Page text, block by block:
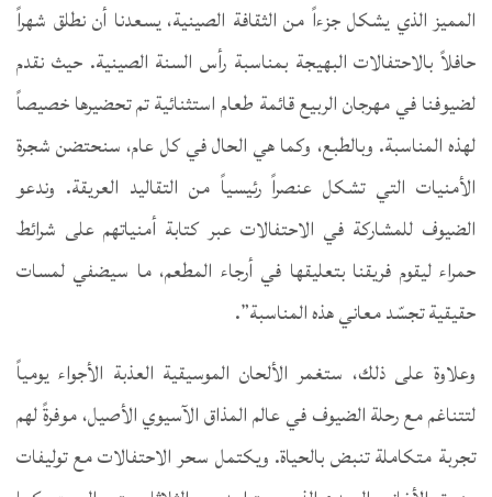
المميز الذي يشكل جزءاً من الثقافة الصينية، يسعدنا أن نطلق شهراً
حافلاً بالاحتفالات البهيجة بمناسبة رأس السنة الصينية. حيث نقدم
لضيوفنا في مهرجان الربيع قائمة طعام استثنائية تم تحضيرها خصيصاً
لهذه المناسبة. وبالطبع، وكما هي الحال في كل عام، سنحتضن شجرة
الأمنيات التي تشكل عنصراً رئيسياً من التقاليد العريقة. وندعو
الضيوف للمشاركة في الاحتفالات عبر كتابة أمنياتهم على شرائط
حمراء ليقوم فريقنا بتعليقها في أرجاء المطعم، ما سيضفي لمسات
حقيقية تجسّد معاني هذه المناسبة”.
وعلاوة على ذلك، ستغمر الألحان الموسيقية العذبة الأجواء يومياً
لتتناغم مع رحلة الضيوف في عالم المذاق الآسيوي الأصيل، موفرةً لهم
تجربة متكاملة تنبض بالحياة. ويكتمل سحر الاحتفالات مع توليفات